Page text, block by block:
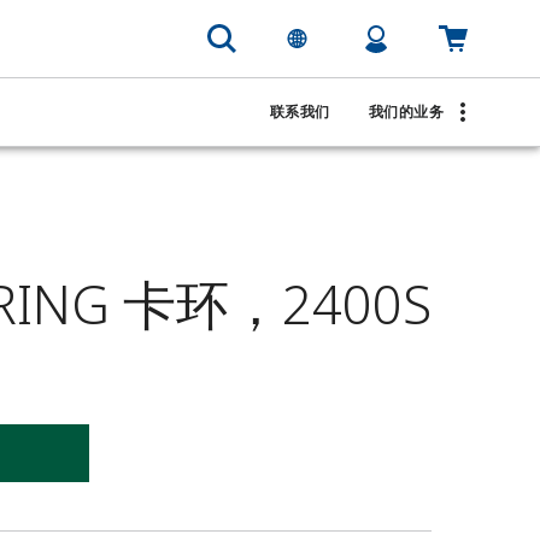
联系我们 我们的业务
卡环，2400S